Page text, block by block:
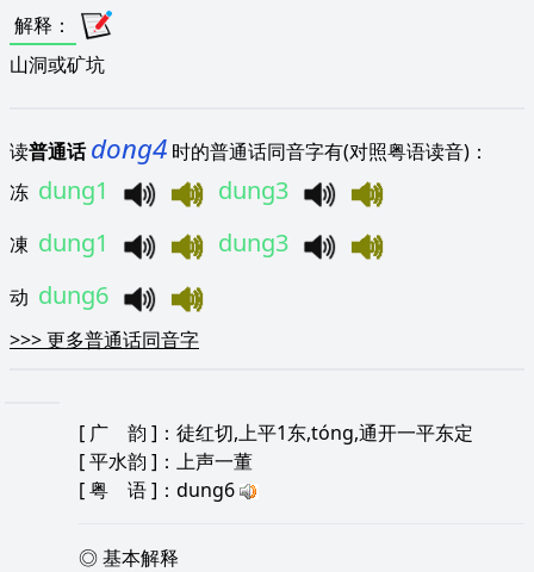
解释 ：
山洞或矿坑
读普通话 dong4 时的普通话同音字有(对照粤语读音)：
冻 dung1 dung3
凍 dung1 dung3
动 dung6
>>>更多普通话同音字
[ 广 韵 ]：徒红切,上平1东,tóng,通开一平东定
[平水韵 ]：上声一董
[粤 语]：dung6
◎ 基本解释